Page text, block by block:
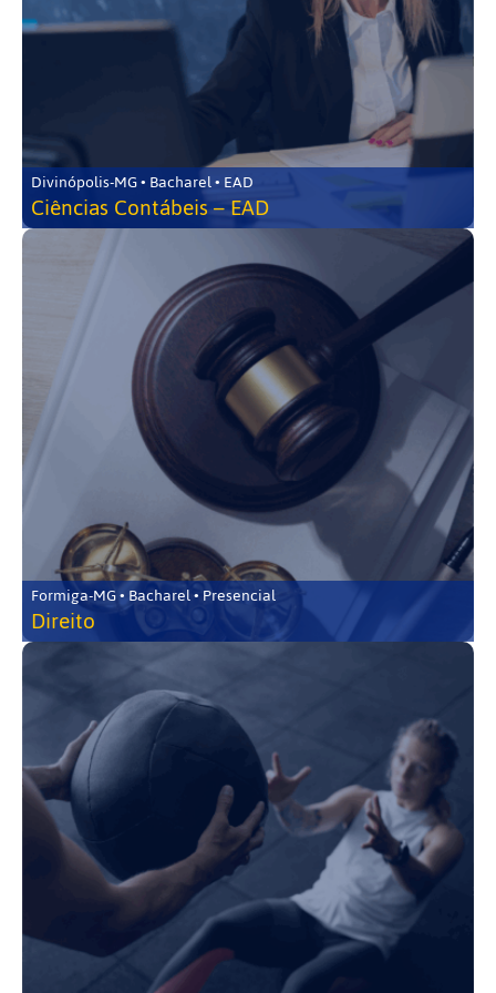
Divinópolis-MG • Bacharel • EAD
Ciências Contábeis – EAD
Formiga-MG • Bacharel • Presencial
Direito